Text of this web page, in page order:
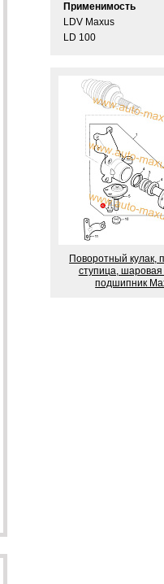
Применимость
LDV Maxus
LD 100
Поворотный кулак,
ступица,
подшипник